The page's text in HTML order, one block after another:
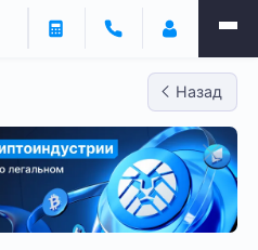
Назад